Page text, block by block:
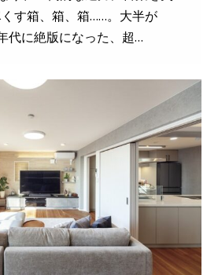
す箱、箱、箱……。大半が
代に絶版になった、超…